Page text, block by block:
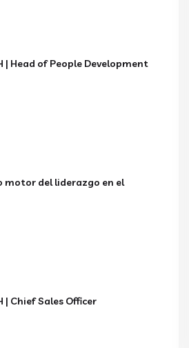
| Head of People Development
motor del liderazgo en el
| Chief Sales Officer